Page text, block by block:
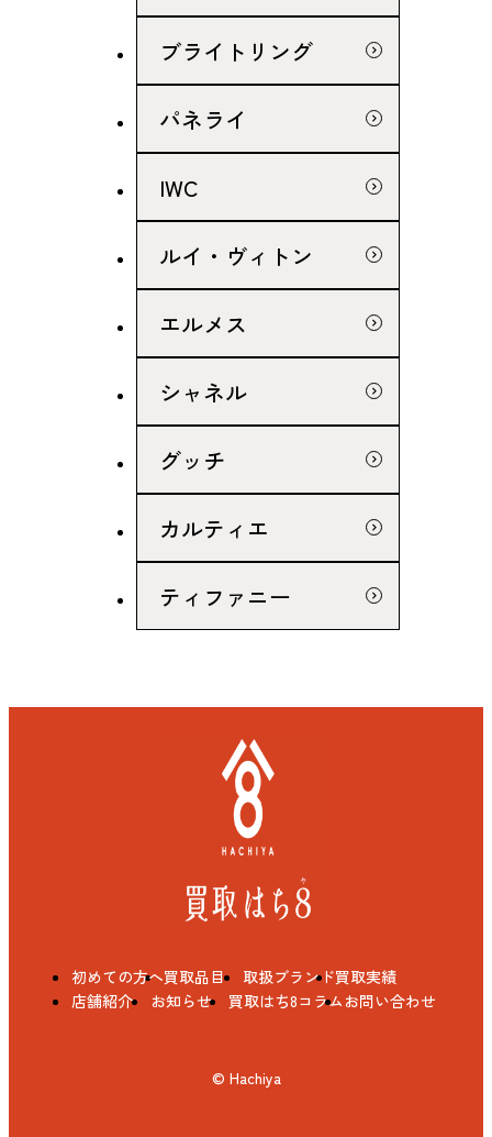
ブライトリング
パネライ
IWC
ルイ・ヴィトン
エルメス
シャネル
グッチ
カルティエ
ティファニー
初めての方へ買取品目 取扱ブランド買取実績
店舗紹介
お知らせ 買取はち8コラムお問い合わせ
© Hachiya